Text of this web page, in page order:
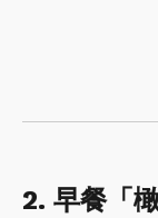
2. 早餐「